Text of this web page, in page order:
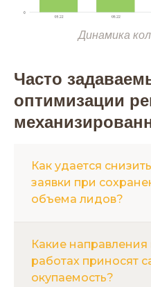
Динамика
Часто
оптимизации
Как удается
заявки при
объема лидов?
кампаний по типам
нецелевые клики. Мы
клиентов от
Какие
работах приносят
окупаемость?